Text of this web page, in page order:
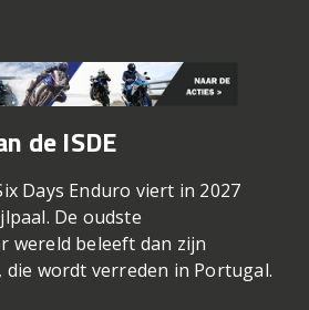
de ISDE
Days Enduro viert in 2027
De oudste
wereld beleeft dan zijn
die wordt verreden in Portugal.